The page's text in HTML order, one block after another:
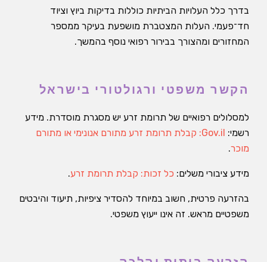
בדרך כלל העלויות הביתיות כוללות בדיקות ביוץ וציוד
חד־פעמי. העלות המצטברת מושפעת בעיקר ממספר
המחזורים ומהצורך בבירור רפואי נוסף בהמשך.
הקשר משפטי ורגולטורי בישראל
למסלולים רפואיים של תרומת זרע יש מסגרת מוסדרת. מידע
רשמי:
Gov.il: קבלת תרומת זרע מתורם אנונימי או מתורם
מוכר.
מידע ציבורי משלים: כל זכות: קבלת תרומת זרע.
בהזרעה פרטית, חשוב במיוחד להסדיר ציפיות, תיעוד והיבטים
משפטיים מראש. זה אינו ייעוץ משפטי.